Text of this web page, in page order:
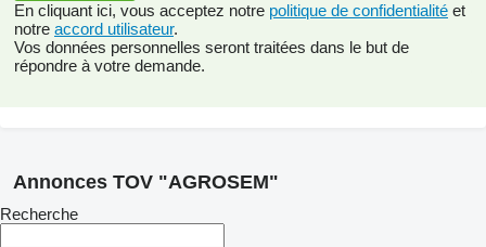
En cliquant ici, vous acceptez notre politique de confidentialité et
notre accord utilisateur.
Vos données personnelles seront traitées dans le but de
répondre à votre demande.
Annonces TOV "AGROSEM"
Recherche